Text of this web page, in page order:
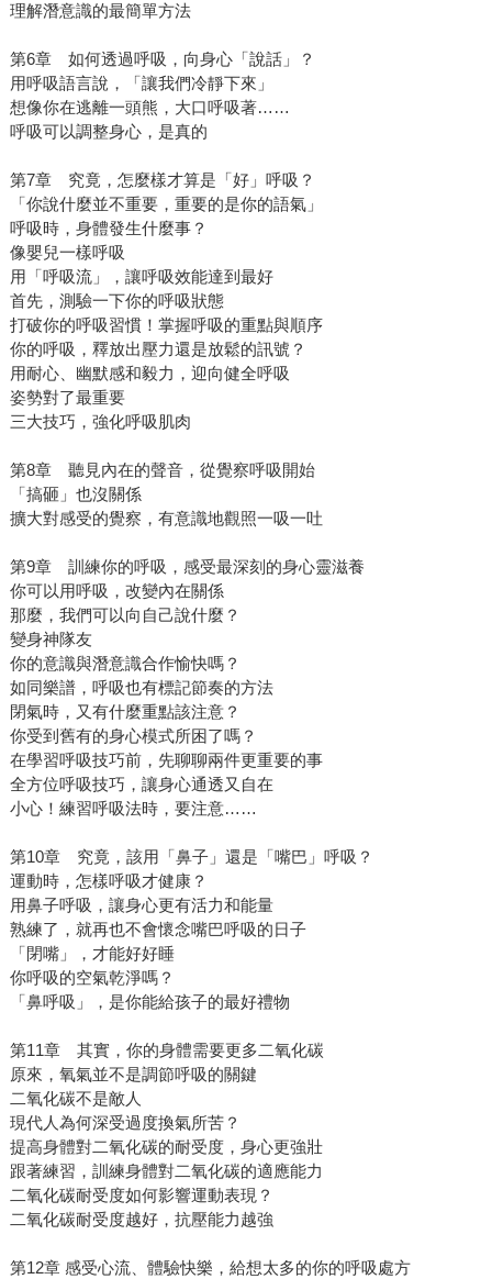
理解潛意識的最簡單方法
第6章 如何透過呼吸，向身心「說話」？
用呼吸語言說，「讓我們冷靜下來」
想像你在逃離一頭熊，大口呼吸著……
呼吸可以調整身心，是真的
第7章 究竟，怎麼樣才算是「好」呼吸？
「你說什麼並不重要，重要的是你的語氣」
呼吸時，身體發生什麼事？
像嬰兒一樣呼吸
用「呼吸流」，讓呼吸效能達到最好
首先，測驗一下你的呼吸狀態
打破你的呼吸習慣！掌握呼吸的重點與順序
你的呼吸，釋放出壓力還是放鬆的訊號？
用耐心、幽默感和毅力，迎向健全呼吸
姿勢對了最重要
三大技巧，強化呼吸肌肉
第8章 聽見內在的聲音，從覺察呼吸開始
「搞砸」也沒關係
擴大對感受的覺察，有意識地觀照一吸一吐
第9章 訓練你的呼吸，感受最深刻的身心靈滋養
你可以用呼吸，改變內在關係
那麼，我們可以向自己說什麼？
變身神隊友
你的意識與潛意識合作愉快嗎？
如同樂譜，呼吸也有標記節奏的方法
閉氣時，又有什麼重點該注意？
你受到舊有的身心模式所困了嗎？
在學習呼吸技巧前，先聊聊兩件更重要的事
全方位呼吸技巧，讓身心通透又自在
小心！練習呼吸法時，要注意……
第10章 究竟，該用「鼻子」還是「嘴巴」呼吸？
運動時，怎樣呼吸才健康？
用鼻子呼吸，讓身心更有活力和能量
熟練了，就再也不會懷念嘴巴呼吸的日子
「閉嘴」，才能好好睡
你呼吸的空氣乾淨嗎？
「鼻呼吸」，是你能給孩子的最好禮物
第11章 其實，你的身體需要更多二氧化碳
原來，氧氣並不是調節呼吸的關鍵
二氧化碳不是敵人
現代人為何深受過度換氣所苦？
提高身體對二氧化碳的耐受度，身心更強壯
跟著練習，訓練身體對二氧化碳的適應能力
二氧化碳耐受度如何影響運動表現？
二氧化碳耐受度越好，抗壓能力越強
第12章 感受心流、體驗快樂，給想太多的你的呼吸處方